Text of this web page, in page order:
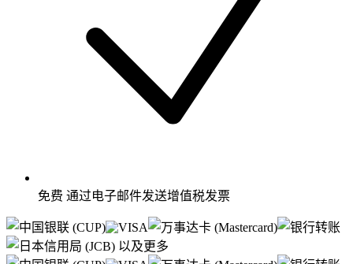
免费 通过电子邮件发送增值税发票
以及更多